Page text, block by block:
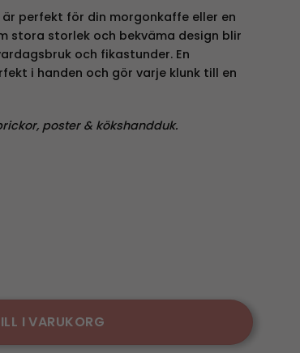
perfekt för din morgonkaffe eller en
stora storlek och bekväma design blir
och fikastunder. En
i handen och gör varje klunk till en
poster & kökshandduk.
I VARUKORG